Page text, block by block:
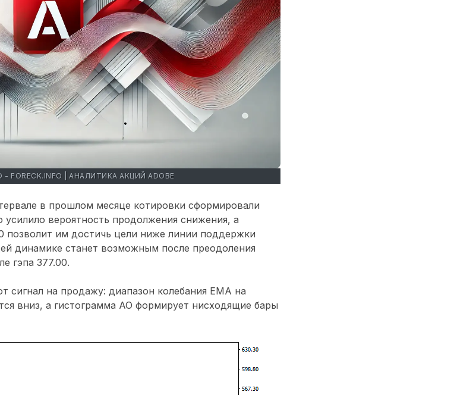
| АНАЛИТИКА АКЦИЙ ADOBE
в прошлом месяце котировки сформировали
вероятность продолжения снижения, а
позволит им достичь цели ниже линии поддержки
динамике станет возможным после преодоления
гэпа 377.00.
сигнал на продажу: диапазон колебания ЕМА на
вниз, а гистограмма АО формирует нисходящие бары